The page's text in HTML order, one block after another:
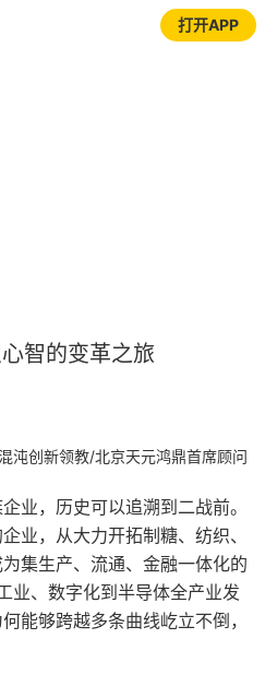
打开APP
智的变革之旅
沌创新领教/北京天元鸿鼎首席顾问
业，历史可以追溯到二战前。
业，从大力开拓制糖、纺织、
集生产、流通、金融一体化的
业、数字化到半导体全产业发
能够跨越多条曲线屹立不倒，